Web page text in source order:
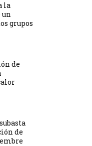
la
un
grupos
de
de